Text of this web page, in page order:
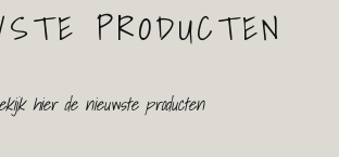
PRODUCTEN
hier de nieuwste producten